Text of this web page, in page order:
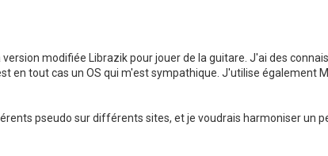
modifiée Librazik pour jouer de la guitare. J'ai des
en tout cas un OS qui m'est sympathique. J'utilise également
pseudo sur différents sites, et je voudrais harmoniser un